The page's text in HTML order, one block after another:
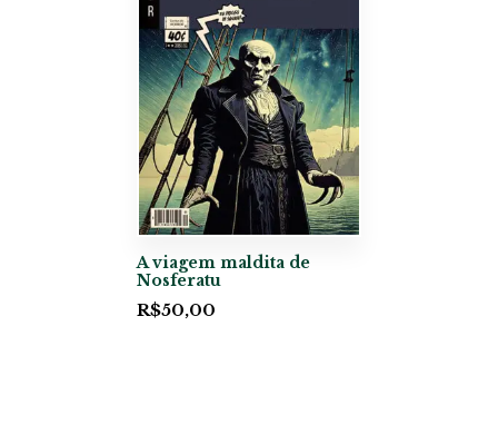
A viagem maldita de
Nosferatu
R$50,00